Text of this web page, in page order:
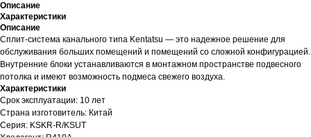
Описание
Характеристики
Описание
Сплит-система канального типа Kentatsu — это надежное решение для
обслуживания больших помещений и помещений со сложной конфигурацией.
Внутренние блоки устанавливаются в монтажном пространстве подвесного
потолка и имеют возможность подмеса свежего воздуха.
Характеристики
Срок эксплуатации: 10 лет
Страна изготовитель: Китай
Серия: KSKR-R/KSUT